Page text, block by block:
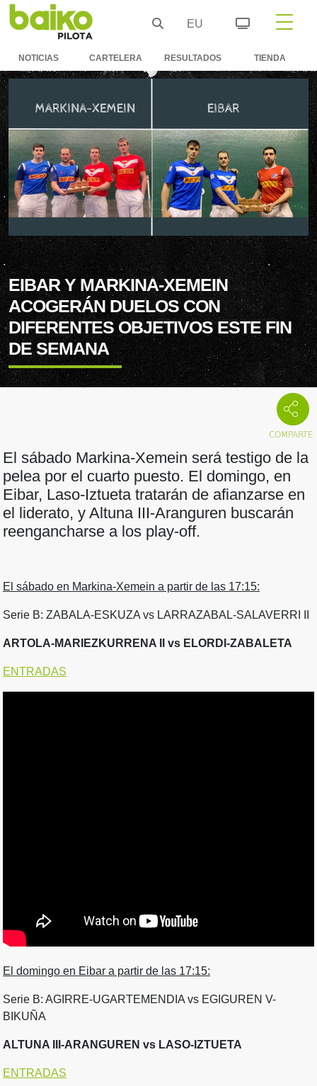
EU
NOTICIAS CARTELERA RESULTADOS TIENDA
EIBAR Y MARKINA-XEMEIN
ACOGERÁN DUELOS CON
DIFERENTES OBJETIVOS ESTE FIN
DE SEMANA
El sábado Markina-Xemein será testigo de la
pelea por el cuarto puesto. El domingo, en
Eibar, Laso-Iztueta tratarán de afianzarse en
el liderato, y Altuna III-Aranguren buscarán
reengancharse a los play-off.
El sábado en Markina-Xemein a partir de las 17:15:
Serie B: ZABALA-ESKUZA vs LARRAZABAL-SALAVERRI II
ARTOLA-MARIEZKURRENA II vs ELORDI-ZABALETA
ENTRADAS
El domingo en Eibar a partir de las 17:15:
Serie B: AGIRRE-UGARTEMENDIA vs EGIGUREN V-
BIKUÑA
ALTUNA III-ARANGUREN vs LASO-IZTUETA
ENTRADAS